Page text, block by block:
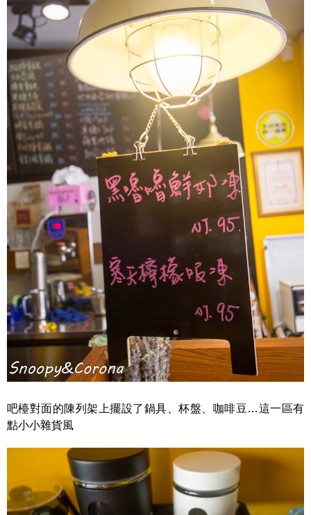
吧檯對面的陳列架上擺設了鍋具、杯盤、咖啡豆…這一區有
點小小雜貨風